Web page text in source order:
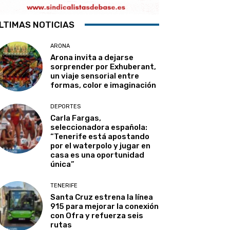
NOTICIAS
ARONA
Arona invita a dejarse
sorprender por Exhuberant,
un viaje sensorial entre
formas, color e imaginación
DEPORTES
Carla Fargas,
seleccionadora española:
“Tenerife está apostando
por el waterpolo y jugar en
casa es una oportunidad
única”
TENERIFE
Santa Cruz estrena la línea
915 para mejorar la conexión
con Ofra y refuerza seis
rutas